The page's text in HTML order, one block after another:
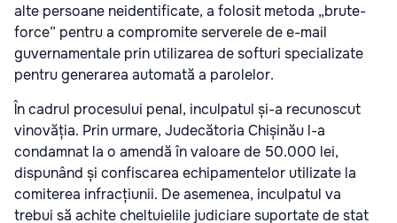
alte persoane neidentificate, a folosit metoda „brute-
force” pentru a compromite serverele de e-mail
guvernamentale prin utilizarea de softuri specializate
pentru generarea automată a parolelor.
În cadrul procesului penal, inculpatul și-a recunoscut
vinovăția. Prin urmare, Judecătoria Chișinău l-a
condamnat la o amendă în valoare de 50.000 lei,
dispunând și confiscarea echipamentelor utilizate la
comiterea infracțiunii. De asemenea, inculpatul va
trebui să achite cheltuielile judiciare suportate de stat